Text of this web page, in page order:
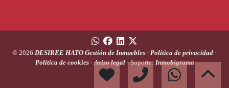
© 2026 DESIREE HATO Gestión de Inmuebles · Política de privacidad ·
Política de cookies ·Aviso legal · Soporte: Inmobigrama